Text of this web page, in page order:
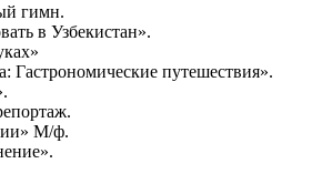
гимн.
в Узбекистан».
Гастрономические путешествия».
М/ф.